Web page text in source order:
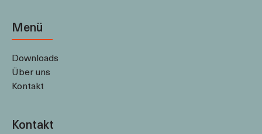
Menü
Downloads
Über uns
Kontakt
Kontakt